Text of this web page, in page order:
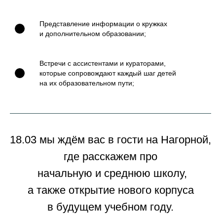
Представление информации о кружках
и дополнительном образовании;
Встречи с ассистентами и кураторами,
которые сопровождают каждый шаг детей
на их образовательном пути;
18.03 мы ждём вас в гости на Нагорной,
где расскажем про
начальную и среднюю школу,
а также открытие нового корпуса
в будущем учебном году.